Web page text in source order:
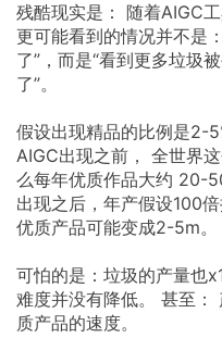
残酷现实是： 随着AIGC
更可能看到的情况并不是：
了”，而是“看到更多垃圾
了”。
假设出现精品的比例是2-
AIGC出现之前， 全世界
么每年优质作品大约 20-
出现之后，年产假设100
优质产品可能变成2-5m。
可怕的是：垃圾的产量也
难度并没有降低。
甚至：
质产品的速度。